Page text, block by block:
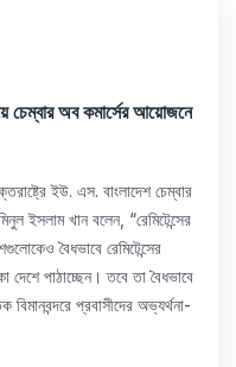
চেম্বার অব কমার্সের আয়োজনে
ইউ. এস. বাংলাদেশ চেম্বার
ইসলাম খান বলেন, “রেমিটেন্সের
বৈধভাবে রেমিটেন্সের
পাঠাচ্ছেন। তবে তা বৈধভাবে
প্রবাসীদের অভ্যর্থনা-